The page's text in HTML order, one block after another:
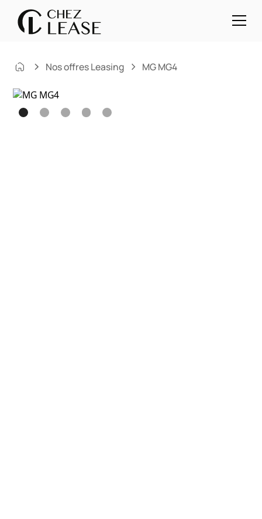
Nos offres Leasing MG MG4